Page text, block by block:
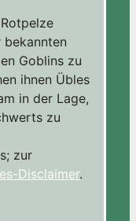
bekannten
Goblins zu
ihnen Übles
in der Lage,
zu
zur
Disclaimer.